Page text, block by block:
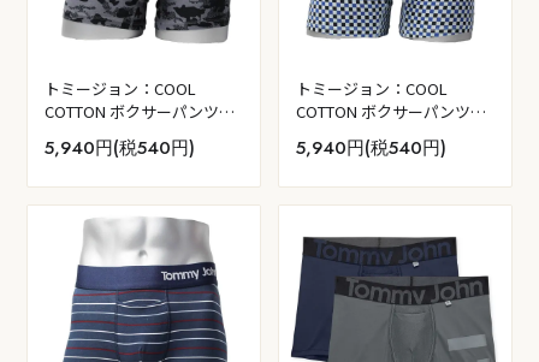
トミージョン：COOL
COTTON ボクサーパンツ
(クワイエット・シェード デ
ジタル・カモ)
5,940円(税540円)
トミージョン：COOL
COTTON ボクサーパンツ
(フェア・アクア・チェック
メイト)
5,940円(税540円)